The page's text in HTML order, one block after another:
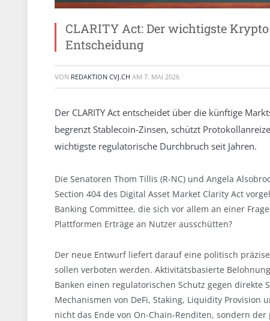
CLARITY Act: Der wichtigste
Entscheidung
VON REDAKTION CVJ.CH AM 7. MAI 2026
Der CLARITY Act entscheidet über die künftige
begrenzt Stablecoin-Zinsen, schützt
wichtigste regulatorische Durchbruch seit Jahren.
Die Senatoren Thom Tillis (R-NC) und Angela
Section 404 des Digital Asset Market Clarity Act
Banking Committee, die sich vor allem an einer
Plattformen Erträge an Nutzer ausschütten?
Der neue Entwurf liefert darauf eine politisch
sollen verboten werden. Aktivitätsbasierte
Banken einen regulatorischen Schutz gegen
Mechanismen von DeFi, Staking, Liquidity
nicht das Ende von On-Chain-Renditen, sondern